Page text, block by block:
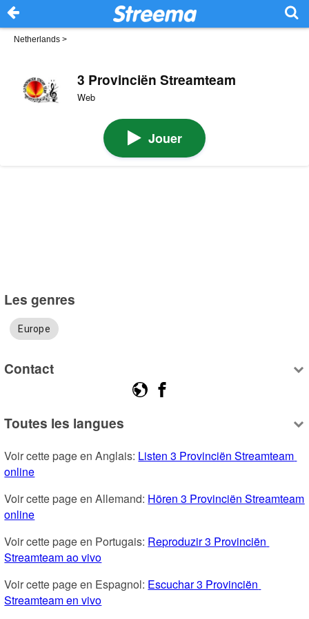
Netherlands >
3 Provinciën Streamteam
Web
Jouer
Les genres
Europe
Contact
Toutes les langues
Voir cette page en Anglais: Listen 3 Provinciën Streamteam
online
Voir cette page en Allemand: Hören 3 Provinciën Streamteam
online
Voir cette page en Portugais: Reproduzir 3 Provinciën
Streamteam ao vivo
Voir cette page en Espagnol: Escuchar 3 Provinciën
Streamteam en vivo